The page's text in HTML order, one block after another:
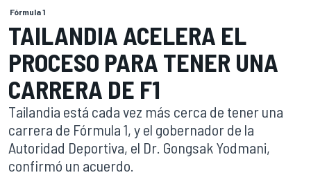
Fórmula 1
TAILANDIA ACELERA EL
PROCESO PARA TENER UNA
CARRERA DE F1
Tailandia está cada vez más cerca de tener una
carrera de Fórmula 1, y el gobernador de la
Autoridad Deportiva, el Dr. Gongsak Yodmani,
confirmó un acuerdo.